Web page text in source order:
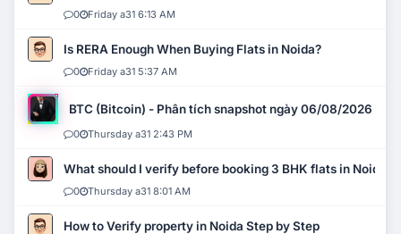
0 Friday a31 6:13 AM
Is RERA Enough When Buying Flats in Noida?
0 Friday a31 5:37 AM
BTC (Bitcoin) - Phân tích snapshot ngày 06/08/2026
0 Thursday a31 2:43 PM
What should I verify before booking 3 BHK flats in Noida?
0 Thursday a31 8:01 AM
How to Verify property in Noida Step by Step